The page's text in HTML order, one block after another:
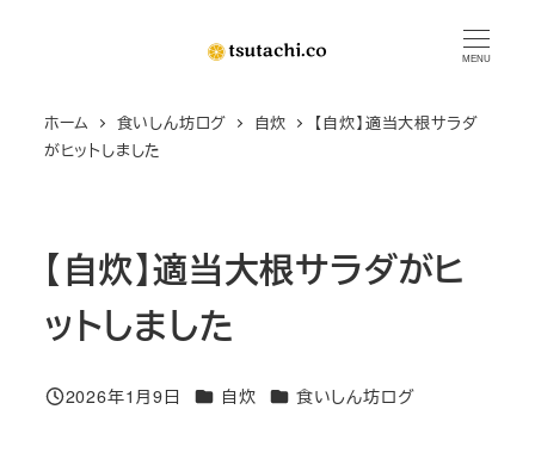
MENU
ホーム 食いしん坊ログ 自炊
【自炊】適当大根サラダ
がヒットしました
【自炊】適当大根サラダがヒ
ットしました
投稿日
2026年1月9日 カテゴリー
自炊 カテゴリー
食いしん坊ログ